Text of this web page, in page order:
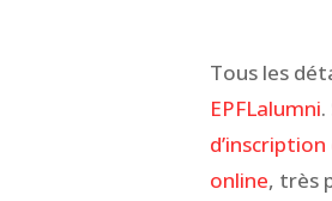
Tous les
EPFLalumni
online, très